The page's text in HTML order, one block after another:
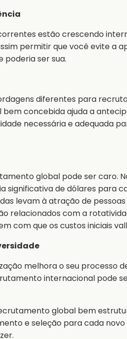
estão crescendo
permitir que você evite a
poderia ser sua.
diferentes para
concebida ajuda a
necessária e adequada
global pode ser caro.
significativa de dólares para
levam à atração de
relacionados com a
com que os custos iniciais
melhora o seu
internacional pode
global bem
e seleção para cada